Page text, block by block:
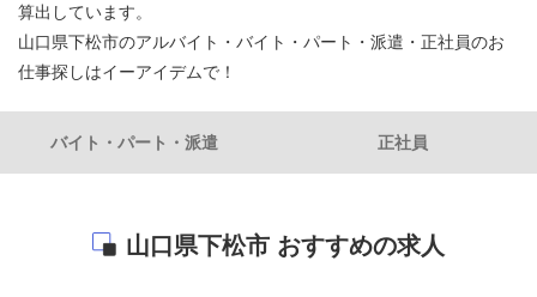
算出しています。
山口県下松市のアルバイト・バイト・パート・派遣・正社員のお
仕事探しはイーアイデムで！
バイト・パート・派遣 正社員
山口県下松市 おすすめの求人